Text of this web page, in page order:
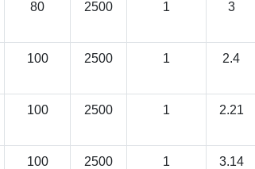
80 2500 1 3
100 2500 1 2.4
100 2500 1 2.21
100 2500 1 3.14